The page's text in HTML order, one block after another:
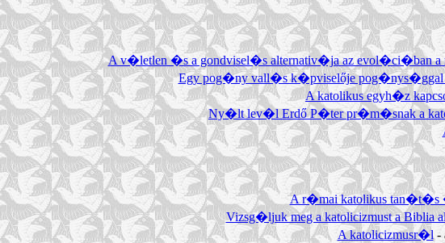
A v�letlen �s a gondvisel�s alternativ�ja az evol�ci�ban
Egy pog�ny vall�s k�pviselője pog�nys�ggal
A katolikus egyh�z
Ny�lt lev�l Erdő P�ter pr�m�snak a
A r�mai katolikus tan�t�s
Vizsg�ljuk meg a katolicizmust a Biblia
A katolicizmusr�l-